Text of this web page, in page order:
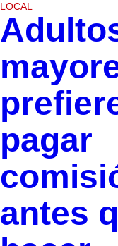
LOCAL
pagar
antes